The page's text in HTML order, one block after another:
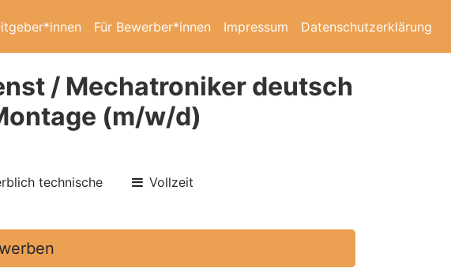
Für Bewerber*innen Impressum Datenschutzerklärung
/ Mechatroniker deutsch
(m/w/d)
technische
Vollzeit